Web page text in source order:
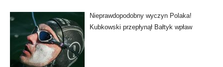
Nieprawdopodobny wyczyn Polaka!
Kubkowski przepłynął Bałtyk wpław